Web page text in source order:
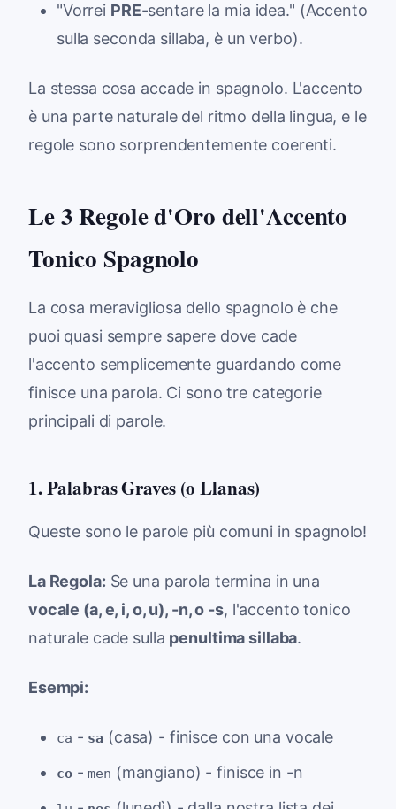
"Vorrei PRE-sentare la mia idea." (Accento
sulla seconda sillaba, è un verbo).
La stessa cosa accade in spagnolo. L'accento
è una parte naturale del ritmo della lingua, e le
regole sono sorprendentemente coerenti.
Le 3 Regole d'Oro dell'Accento
Tonico Spagnolo
La cosa meravigliosa dello spagnolo è che
puoi quasi sempre sapere dove cade
l'accento semplicemente guardando come
finisce una parola. Ci sono tre categorie
principali di parole.
1. Palabras Graves (o Llanas)
Queste sono le parole più comuni in spagnolo!
La Regola: Se una parola termina in una
vocale (a, e, i, o, u), -n, o -s, l'accento tonico
naturale cade sulla penultima sillaba.
Esempi:
ca - sa (casa) - finisce con una vocale
co-men (mangiano) - finisce in -n